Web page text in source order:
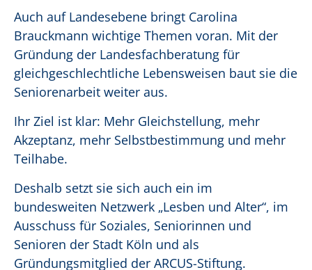
Auch auf Landesebene bringt Carolina
Brauckmann wichtige Themen voran. Mit der
Gründung der Landesfachberatung für
gleichgeschlechtliche Lebensweisen baut sie die
Seniorenarbeit weiter aus.
Ihr Ziel ist klar: Mehr Gleichstellung, mehr
Akzeptanz, mehr Selbstbestimmung und mehr
Teilhabe.
Deshalb setzt sie sich auch ein im
bundesweiten Netzwerk „Lesben und Alter“, im
Ausschuss für Soziales, Seniorinnen und
Senioren der Stadt Köln und als
Gründungsmitglied der ARCUS-Stiftung.